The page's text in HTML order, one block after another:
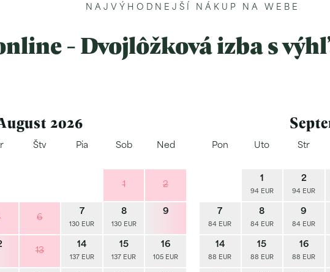
NAJVÝHODNEJŠÍ NÁKUP NA WEBE
- Dvojlôžková izba s
2026
Štv Pia Sob Ned
1 2
6
7
130 EUR
8
130 EUR
9
13
14
137 EUR
15
137 EUR
16
105 EUR
Pon Uto Str
1
94 EUR
2
94 EUR
7
84 EUR
8
84 EUR
9
84 EUR
14
88 EUR
15
88 EUR
16
88 EUR